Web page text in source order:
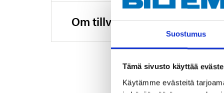
Suostumus
Tämä sivusto käyttää
Käytämme evästeitä
Om tillverkaren